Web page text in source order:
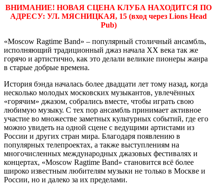
ВНИМАНИЕ! НОВАЯ СЦЕНА КЛУБА НАХОДИТСЯ ПО
АДРЕСУ: УЛ. МЯСНИЦКАЯ, 15 (вход через Lions Head
Pub)
«Moscow Ragtime Band» – популярный столичный ансамбль,
исполняющий традиционный джаз начала ХХ века так же
горячо и артистично, как это делали великие пионеры жанра
в старые добрые времена.
История бэнда началась более двадцати лет тому назад, когда
несколько молодых московских музыкантов, увлечённых
«горячим» джазом, собрались вместе, чтобы играть свою
любимую музыку. С тех пор ансамбль принимает активное
участие во множестве заметных культурных событий, где его
можно увидеть на одной сцене с ведущими артистами из
России и других стран мира. Благодаря появлению в
популярных телепроектах, а также выступлениям на
многочисленных международных джазовых фестивалях и
концертах, «Moscow Ragtime Band» становится всё более
широко известным любителям музыки не только в Москве и
России, но и далеко за их пределами.